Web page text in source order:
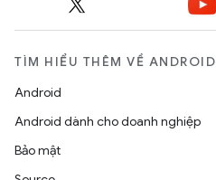
TÌM HIỂU THÊM VỀ ANDROID
Android
Android dành cho doanh nghiệp
Bảo mật